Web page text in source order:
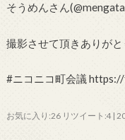
そうめんさん
撮影させて頂きありがと
#ニコニコ町会議
お気に入り:26 リツイート:4 |